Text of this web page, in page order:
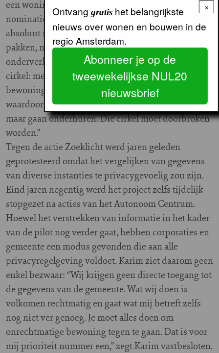
een woning worden ondergebracht die op de
nominatie staat om gesloopt te worden. We zijn er
absoluut niet op uit om de onderhuurders aan te
pakken, maar het gaat ons expliciet om de
onderverhuurder. Het is namelijk een vicieuze
cirkel: mede door het verschijnsel onrechtmatige
bewoning komen er weinig woningen vrij,
waardoor starters niet aan de bak komen en dan
maar gaan onderhuren. Die cirkel moet doorbroken
worden.”
Tegen de actie Zoeklicht werd jaren geleden
geprotesteerd omdat het vergelijken van gegevens
van diverse instanties te privacygevoelig zou zijn.
Eind jaren negentig werd het project zelfs tijdelijk
stopgezet na acties van het Autonoom Centrum.
Hoewel het verstrekken van informatie in het kader
van de pilot nog verder gaat, hebben corporaties en
gemeente een modus gevonden die aan alle
privacyregelgeving voldoet. Karim ziet daarom geen
enkel bezwaar: “Wij krijgen geen directe toegang tot
de gegevens van de gemeente. Wat wij doen is
volkomen rechtmatig en gaat wat mij betreft zelfs
nog niet ver genoeg. Je moet alles doen om
onrechtmatige bewoning tegen te gaan. Dat is voor
mij prioriteit nummer een,” zegt Karim vastbesloten.
×
Ontvang gratishet belangrijkste
nieuws over wonen en bouwen in de
regio Amsterdam.
Abonneer je op de
tweewekelijkse NUL20
nieuwsbrief